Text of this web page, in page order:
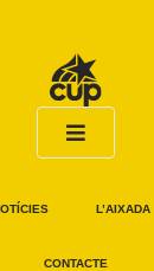
L’AIXADA
CONTACTE